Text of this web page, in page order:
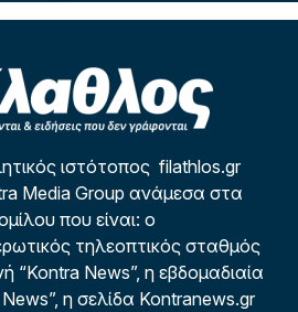
ιστότοπος filathlos.gr
Media Group ανάμεσα στα
που είναι: ο
τηλεοπτικός σταθμός
“Kontra News”, η εβδομαδιαία
η σελίδα Kontranews.gr